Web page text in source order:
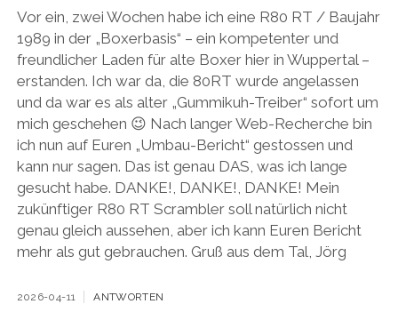
Vor ein, zwei Wochen habe ich eine R80 RT / Baujahr
1989 in der „Boxerbasis“ – ein kompetenter und
freundlicher Laden für alte Boxer hier in Wuppertal –
erstanden. Ich war da, die 80RT wurde angelassen
und da war es als alter „Gummikuh-Treiber“ sofort um
mich geschehen 😉 Nach langer Web-Recherche bin
ich nun auf Euren „Umbau-Bericht“ gestossen und
kann nur sagen. Das ist genau DAS, was ich lange
gesucht habe. DANKE!, DANKE!, DANKE! Mein
zukünftiger R80 RT Scrambler soll natürlich nicht
genau gleich aussehen, aber ich kann Euren Bericht
mehr als gut gebrauchen. Gruß aus dem Tal, Jörg
2026-04-11 ANTWORTEN